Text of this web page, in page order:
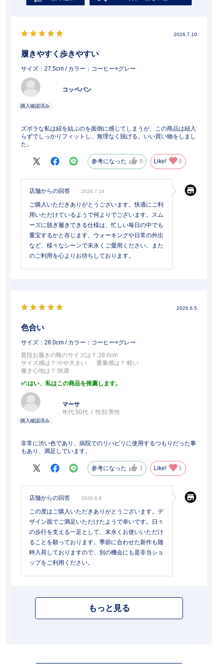
2026.7.10
履きやすく歩きやすい
サイズ：27.5cm / カラー：コーヒー×グレー
コッペパン
ズボラな私は紐を結ぶのを面倒に感じてしまうが、この商品は紐入
らずでしっかりフィットし、無理なく脱げる。いい買い物をしまし
た。
参考になった 0 Like! 0
店舗からの回答 2026.7.14
ご購入いただきありがとうございます。快適にご利
用いただけているようで何よりでございます。スム
ーズに脱ぎ履きできる仕様は、忙しい毎日の中でも
重宝するかと存じます。ウォーキングや日常の外出
など、様々なシーンで末永くご愛用ください。また
のご利用を心よりお待ちしております。
2026.6.5
色合い
サイズ：28.0cm / カラー：コーヒー×グレー
普段お履きの靴のサイズは？ :28.0cm
サイズ感は？ :やや大きい 重量感は？ :軽い
履き心地は？ :快適
:はい、私はこの商品を推薦します。
マーサ
年代:50代 性別:男性
非常に渋い色であり、病院でのリハビリに使用するつもりだった事
もあり、満足しています。
参考になった 1 Like! 1
店舗からの回答 2026.6.8
この度はご購入いただきありがとうございます。デ
ザイン面でご満足いただけたようで幸いです。日々
の歩行を支える一足として、末永くお使いいただけ
ることを願っております。季節に合わせた新作も随
時入荷しておりますので、別の機会にも是非当ショ
ップをご利用ください。
もっと見る